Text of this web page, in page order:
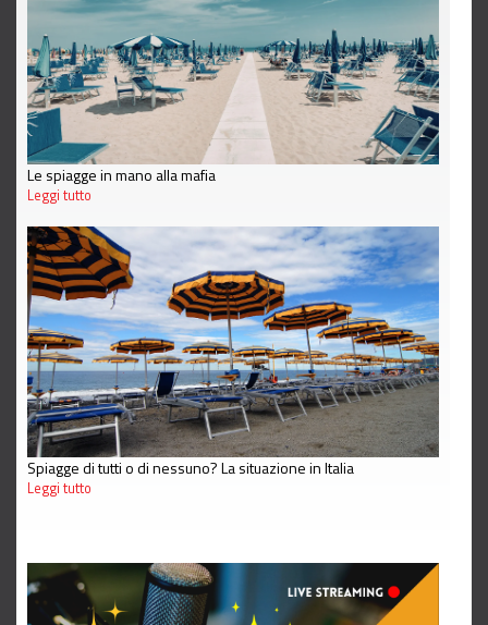
Le spiagge in mano alla mafia
Leggi tutto
Spiagge di tutti o di nessuno? La situazione in Italia
Leggi tutto